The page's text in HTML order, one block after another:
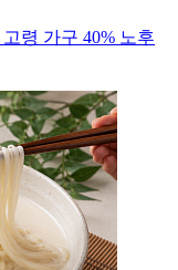
령 가구 40% 노후